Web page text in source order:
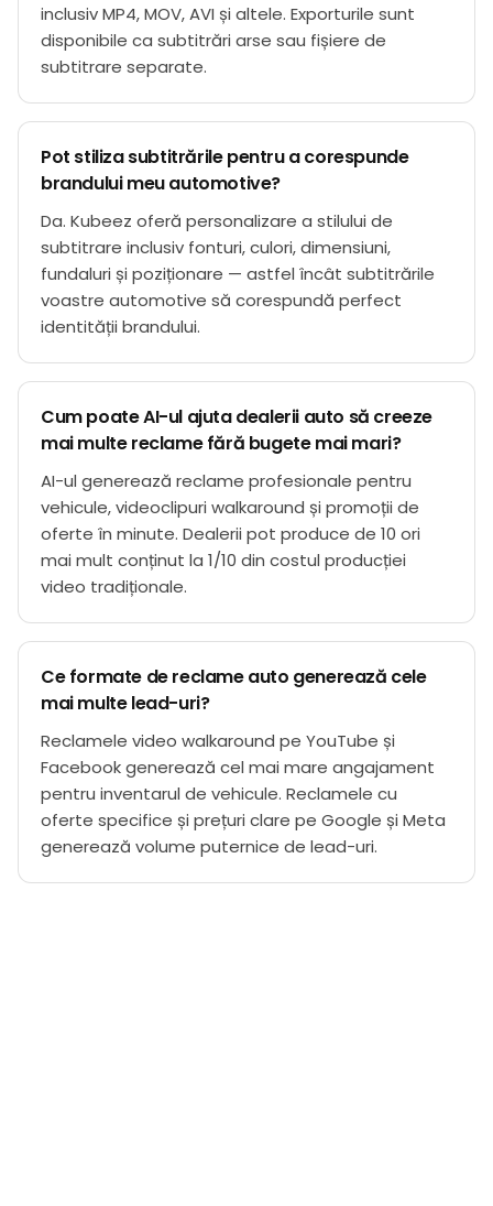
inclusiv MP4, MOV, AVI și altele. Exporturile sunt
disponibile ca subtitrări arse sau fișiere de
subtitrare separate.
Pot stiliza subtitrările pentru a corespunde
brandului meu automotive?
Da. Kubeez oferă personalizare a stilului de
subtitrare inclusiv fonturi, culori, dimensiuni,
fundaluri și poziționare — astfel încât subtitrările
voastre automotive să corespundă perfect
identității brandului.
Cum poate AI-ul ajuta dealerii auto să creeze
mai multe reclame fără bugete mai mari?
AI-ul generează reclame profesionale pentru
vehicule, videoclipuri walkaround și promoții de
oferte în minute. Dealerii pot produce de 10 ori
mai mult conținut la 1/10 din costul producției
video tradiționale.
Ce formate de reclame auto generează cele
mai multe lead-uri?
Reclamele video walkaround pe YouTube și
Facebook generează cel mai mare angajament
pentru inventarul de vehicule. Reclamele cu
oferte specifice și prețuri clare pe Google și Meta
generează volume puternice de lead-uri.